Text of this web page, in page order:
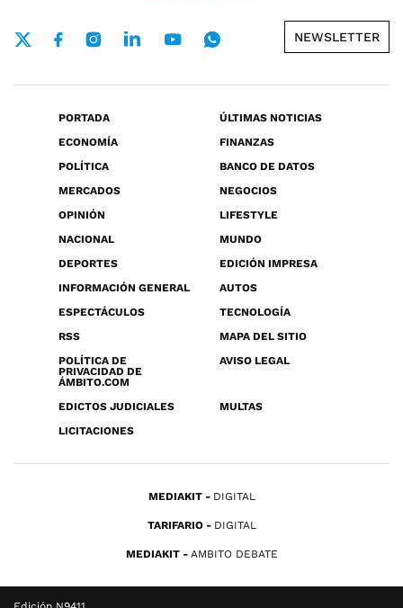
NEWSLETTER
PORTADA
ÚLTIMAS NOTICIAS
ECONOMÍA
FINANZAS
POLÍTICA
BANCO DE DATOS
MERCADOS
NEGOCIOS
OPINIÓN
LIFESTYLE
NACIONAL
MUNDO
DEPORTES
EDICIÓN IMPRESA
INFORMACIÓN GENERAL
AUTOS
ESPECTÁCULOS
TECNOLOGÍA
RSS
MAPA DEL SITIO
POLÍTICA DE
PRIVACIDAD DE
ÁMBITO.COM
AVISO LEGAL
EDICTOS JUDICIALES
MULTAS
LICITACIONES
MEDIAKIT DIGITAL
TARIFARIO DIGITAL
MEDIAKIT AMBITO DEBATE